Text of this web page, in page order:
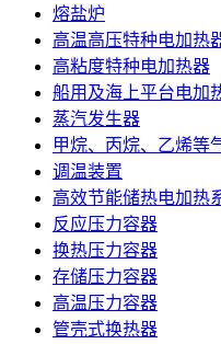
熔盐炉
高温高压特种电加热
高粘度特种电加热器
船用及海上平台电加
蒸汽发生器
甲烷、丙烷、乙烯等
调温装置
高效节能储热电加热
反应压力容器
换热压力容器
存储压力容器
高温压力容器
管壳式换热器